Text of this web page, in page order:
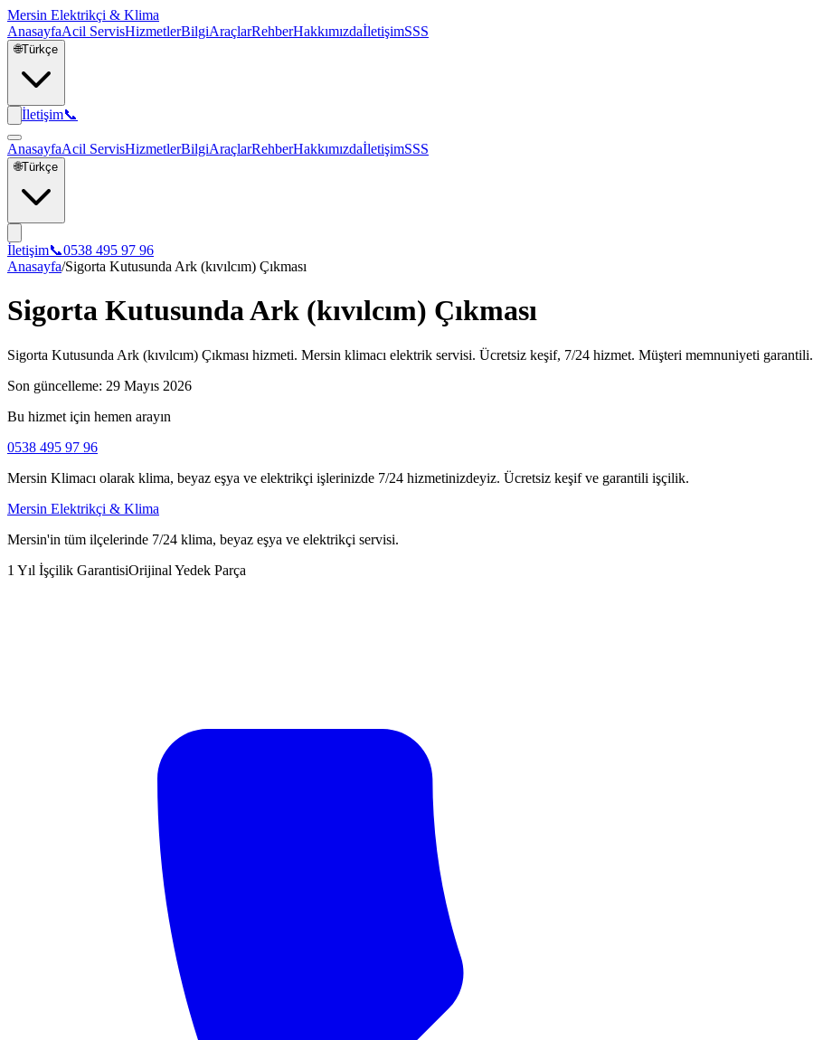
Mersin Elektrikçi & Klima
AnasayfaAcil ServisHizmetlerBilgiAraçlarRehberHakkımızdaİletişimSSS
🌐Türkçe
İletişim📞
AnasayfaAcil ServisHizmetlerBilgiAraçlarRehberHakkımızdaİletişimSSS
🌐Türkçe
İletişim📞0538 495 97 96
Anasayfa/Sigorta Kutusunda Ark (kıvılcım) Çıkması
Sigorta Kutusunda Ark (kıvılcım) Çıkması
Sigorta Kutusunda Ark (kıvılcım) Çıkması hizmeti. Mersin klimacı elektrik servisi. Ücretsiz keşif, 7/24 hizmet. Müşteri memnuniyeti garantili.
Son güncelleme: 29 Mayıs 2026
Bu hizmet için hemen arayın
0538 495 97 96
Mersin Klimacı olarak klima, beyaz eşya ve elektrikçi işlerinizde 7/24 hizmetinizdeyiz. Ücretsiz keşif ve garantili işçilik.
Mersin Elektrikçi & Klima
Mersin'in tüm ilçelerinde 7/24 klima, beyaz eşya ve elektrikçi servisi.
1 Yıl İşçilik GarantisiOrijinal Yedek Parça